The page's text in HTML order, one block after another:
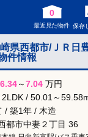
0
最近見た物件 保存
西都市/ＪＲ日
件情報
6.34～7.04 万円
2LDK / 50.01～
/ 築1年 / 木造
都市中妻２丁目 36